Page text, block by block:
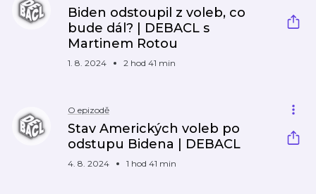
Biden odstoupil z voleb, co
bude dál? | DEBACL s
Martinem Rotou
1. 8. 2024 2 hod 41 min
O epizodě
Stav Amerických voleb po
odstupu Bidena | DEBACL
4. 8. 2024 1 hod 41 min